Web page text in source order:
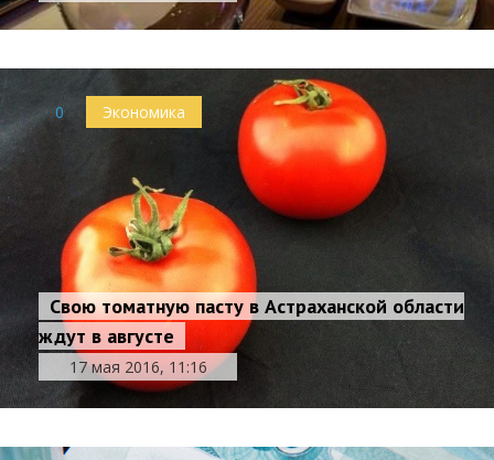
0 Экономика
Свою томатную пасту в Астраханской области
ждут в августе
17 мая 2016, 11:16